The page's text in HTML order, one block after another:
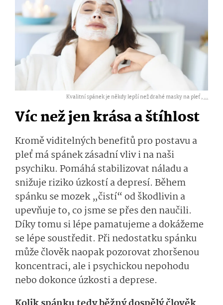
Kvalitní spánek je někdy lepší než drahé masky na pleť ,...
Víc než jen krása a štíhlost
Kromě viditelných benefitů pro postavu a
pleť má spánek zásadní vliv i na naši
psychiku. Pomáhá stabilizovat náladu a
snižuje riziko úzkostí a depresí. Během
spánku se mozek „čistí“ od škodlivin a
upevňuje to, co jsme se přes den naučili.
Díky tomu si lépe pamatujeme a dokážeme
se lépe soustředit. Při nedostatku spánku
může člověk naopak pozorovat zhoršenou
koncentraci, ale i psychickou nepohodu
nebo dokonce úzkosti a deprese.